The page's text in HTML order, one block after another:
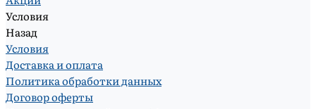
Условия
Назад
Условия
Доставка и оплата
Политика обработки данных
Договор оферты